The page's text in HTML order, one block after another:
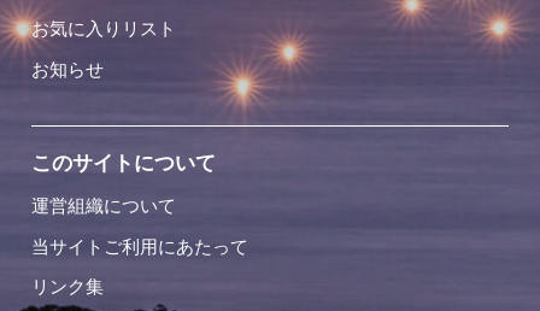
お気に入りリスト
お知らせ
このサイトについて
運営組織について
当サイトご利用にあたって
リンク集